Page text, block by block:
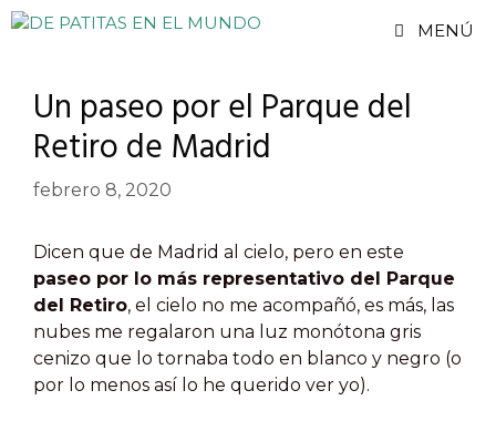
Saltar
MENÚ
Un paseo por el Parque del
Retiro de Madrid
febrero 8, 2020
Dicen que de Madrid al cielo, pero en este
paseo por lo más representativo del Parque
del Retiro, el cielo no me acompañó, es más, las
nubes me regalaron una luz monótona gris
cenizo que lo tornaba todo en blanco y negro (o
por lo menos así lo he querido ver yo).